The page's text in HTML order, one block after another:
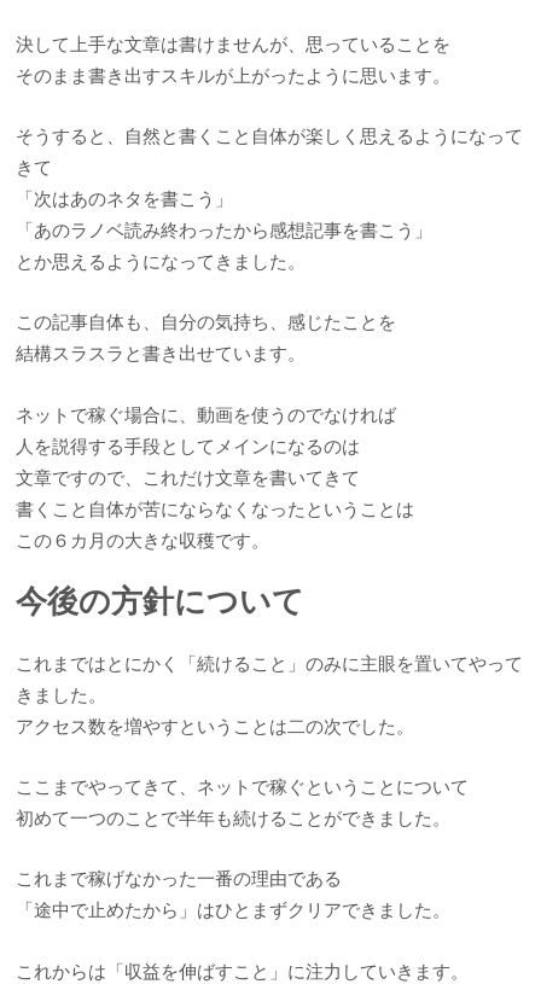
決して上手な文章は書けませんが、思っていることを
そのまま書き出すスキルが上がったように思います。
そうすると、自然と書くこと自体が楽しく思えるようになって
きて
「次はあのネタを書こう」
「あのラノベ読み終わったから感想記事を書こう」
とか思えるようになってきました。
この記事自体も、自分の気持ち、感じたことを
結構スラスラと書き出せています。
ネットで稼ぐ場合に、動画を使うのでなければ
人を説得する手段としてメインになるのは
文章ですので、これだけ文章を書いてきて
書くこと自体が苦にならなくなったということは
この６カ月の大きな収穫です。
今後の方針について
これまではとにかく「続けること」のみに主眼を置いてやって
きました。
アクセス数を増やすということは二の次でした。
ここまでやってきて、ネットで稼ぐということについて
初めて一つのことで半年も続けることができました。
これまで稼げなかった一番の理由である
「途中で止めたから」はひとまずクリアできました。
これからは「収益を伸ばすこと」に注力していきます。